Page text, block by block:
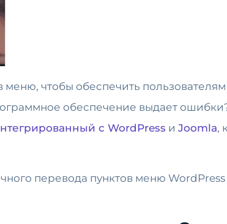
чтобы обеспечить
обеспечение выдает
с WordPress и Joomla,
перевода пунктов меню WordPress